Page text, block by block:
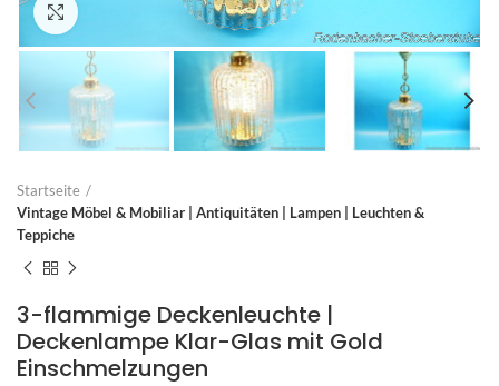
Zum Vergrößern anklicken
Startseite
Vintage Möbel & Mobiliar | Antiquitäten | Lampen | Leuchten &
Teppiche
3-flammige Deckenleuchte |
Deckenlampe Klar-Glas mit Gold
Einschmelzungen